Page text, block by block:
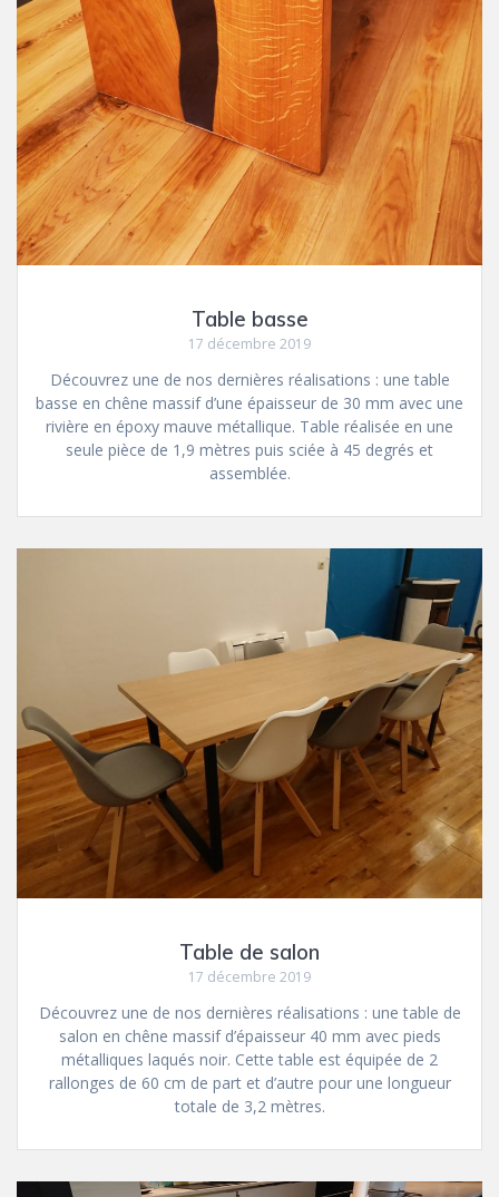
Table basse
17 décembre 2019
Découvrez une de nos dernières réalisations : une table
basse en chêne massif d’une épaisseur de 30 mm avec une
rivière en époxy mauve métallique. Table réalisée en une
seule pièce de 1,9 mètres puis sciée à 45 degrés et
assemblée.
Table de salon
17 décembre 2019
Découvrez une de nos dernières réalisations : une table de
salon en chêne massif d’épaisseur 40 mm avec pieds
métalliques laqués noir. Cette table est équipée de 2
rallonges de 60 cm de part et d’autre pour une longueur
totale de 3,2 mètres.